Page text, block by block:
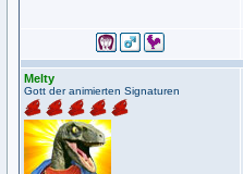
Melty
Gott der animierten Signaturen